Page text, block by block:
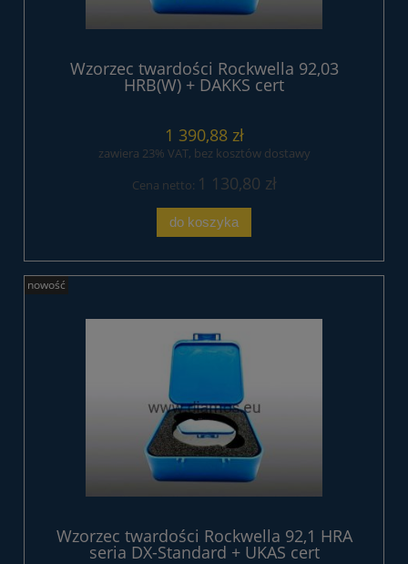
Wzorzec twardości Rockwella 92,03
HRB(W) + DAKKS cert
1 390,88 zł
zawiera 23% VAT, bez kosztów dostawy
Cena netto: 1 130,80 zł
do koszyka
Wzorzec twardości Rockwella 92,1 HRA
seria DX-Standard + UKAS cert
nowość